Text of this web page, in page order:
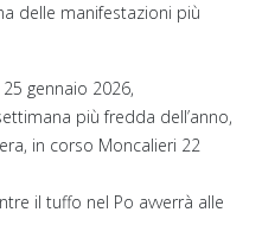
delle manifestazioni più
gennaio 2026,
più fredda dell’anno,
in corso Moncalieri 22
il tuffo nel Po avverrà alle